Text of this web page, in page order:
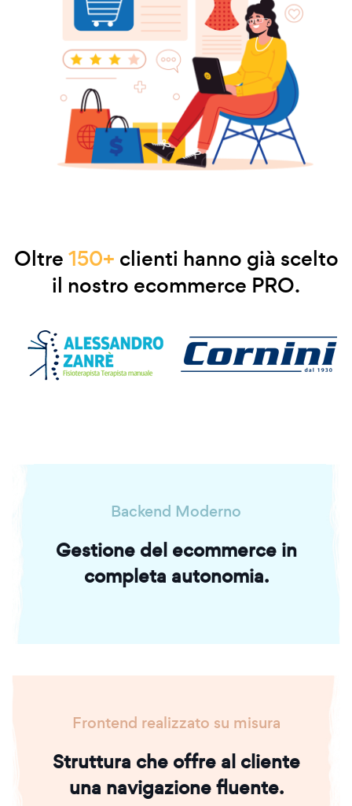
Oltre150+ clienti hanno già scelto
il nostro ecommerce PRO.
Backend Moderno
Gestione del ecommerce in
completa autonomia.
Frontend realizzato su misura
Struttura che offre al cliente
una navigazione fluente.